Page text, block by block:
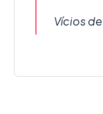
Vícios